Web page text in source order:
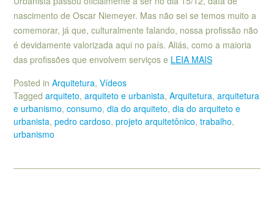
nascimento de Oscar Niemeyer. Mas não sei se temos muito a
comemorar, já que, culturalmente falando, nossa profissão não
é devidamente valorizada aqui no país. Aliás, como a maioria
das profissões que envolvem serviços e LEIA MAIS
Posted in Arquitetura, Vídeos
Tagged arquiteto, arquiteto e urbanista, Arquitetura, arquitetura
e urbanismo, consumo, dia do arquiteto, dia do arquiteto e
urbanista, pedro cardoso, projeto arquitetônico, trabalho,
urbanismo